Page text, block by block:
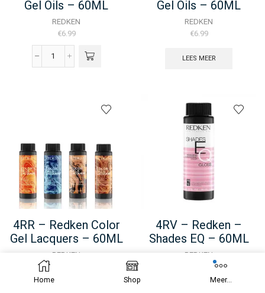
Gel Oils – 60ML
REDKEN
€6.99
4NW
aantal
Gel Oils – 60ML
REDKEN
€6.99
LEES MEER
4RR – Redken Color
Gel Lacquers – 60ML
REDKEN
4RV – Redken –
Shades EQ – 60ML
REDKEN
Home Shop Meer...